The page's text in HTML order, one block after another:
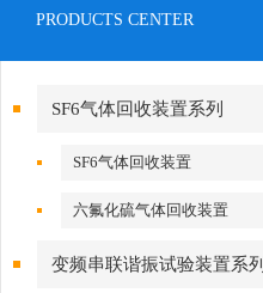
PRODUCTS CENTER
SF6气体回收装置系列
SF6气体回收装置
六氟化硫气体回收装置
变频串联谐振试验装置系列